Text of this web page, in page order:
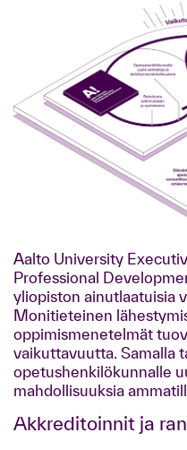
Aalto University
Professional
yliopiston ainutlaatuisia
Monitieteinen
oppimismenetelmät
vaikuttavuutta. Samalla
opetushenkilökunnalle
mahdollisuuksia
Akkreditoinnit ja